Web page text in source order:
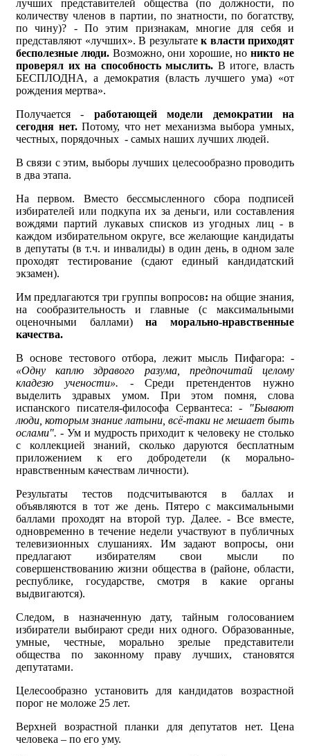
лучших представителей общества (по должности, по
количеству членов в партии, по знатности, по богатству,
по чину)? - По этим признакам, многие для себя и
представляют «лучших». В результате к власти приходят
бесполезные люди. Возможно, они хорошие, но никто не
проверял их на способность мыслить. В итоге, власть
БЕСПЛОДНА, а демократия (власть лучшего ума) «от
рождения мертва».
Получается - работающей модели демократии на
сегодня нет.Потому, что нет механизма выбора умных,
честных, порядочных - самых наших лучших людей.
В связи с этим, выборы лучших целесообразно проводить
в два этапа.
На первом. Вместо бессмысленного сбора подписей
избирателей или подкупа их за деньги, или составления
вождями партий лукавых списков из угодных лиц - в
каждом избирательном округе, все желающие кандидаты
в депутаты (в т.ч. и инвалиды) в один день, в одном зале
проходят тестирование (сдают единый кандидатский
экзамен).
Им предлагаются три группы вопросов: на общие знания,
на сообразительность и главные (с максимальными
оценочными баллами)на морально-нравственные
качества.
В основе тестового отбора, лежит мысль Пифагора: -
«Одну каплю здравого разума, предпочитай целому
кладезю учености». - Среди претендентов нужно
выделить здравых умом. При этом помня, слова
испанского писателя-философа Сервантеса: -
"Бывают
люди, которым знание латыни, всё-таки не мешает быть
ослами". - Ум и мудрость приходит к человеку не столько
с коллекцией знаний, сколько даруются бесплатным
приложением к его добродетели (к морально-
нравственным качествам личности).
Результаты тестов подсчитываются в баллах и
объявляются в тот же день. Пятеро с максимальными
баллами проходят на второй тур. Далее. - Все вместе,
одновременно в течение недели участвуют в публичных
телевизионных слушаниях. Им задают вопросы, они
предлагают избирателям свои мысли по
совершенствованию жизни общества в (районе, области,
республике, государстве, смотря в какие органы
выдвигаются).
Следом, в назначенную дату, тайным голосованием
избиратели выбирают среди них одного. Образованные,
умные, честные, морально зрелые представители
общества по законному праву лучших, становятся
депутатами.
Целесообразно установить для кандидатов возрастной
порог не моложе 25 лет.
Верхней возрастной планки для депутатов нет. Цена
человека – по его уму.